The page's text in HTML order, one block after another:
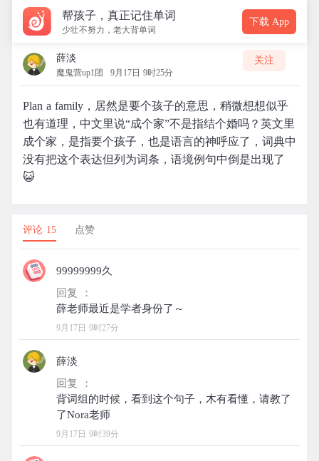
帮孩子，真正记住单词
少壮不努力，老大背单词
下载 App
薛淡
魔鬼营up1团 9月17日 9时25分
关注
Plan a family，居然是要个孩子的意思，稍微想想似乎
也有道理，中文里说“成个家”不是指结个婚吗？英文里
成个家，是指要个孩子，也是语言的神呼应了，词典中
没有把这个表达但列为词条，语境例句中倒是出现了
😺
评论 15 点赞
99999999久
回复 ：
9月17日 9时27分
薛淡
回复 ：
背词组的时候，看到这个句子，木有看懂，请教了
9月17日 9时39分